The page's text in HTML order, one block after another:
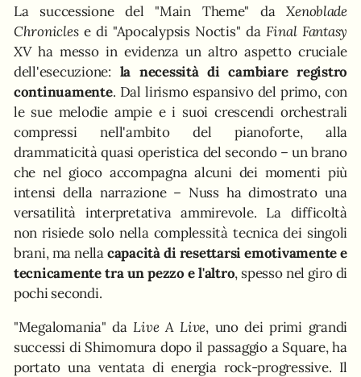
La successione del "Main Theme" daXenoblade
Chroniclese di "Apocalypsis Noctis" da Final Fantasy
XVha messo in evidenza un altro aspetto cruciale
dell'esecuzione: la necessità di cambiare registro
continuamente. Dal lirismo espansivo del primo, con
le sue melodie ampie e i suoi crescendi orchestrali
compressi nell'ambito del pianoforte, alla
drammaticità quasi operistica del secondo – un brano
che nel gioco accompagna alcuni dei momenti più
intensi della narrazione – Nuss ha dimostrato una
versatilità interpretativa ammirevole. La difficoltà
non risiede solo nella complessità tecnica dei singoli
brani, ma nellacapacità di resettarsi emotivamente e
tecnicamente tra un pezzo e l'altro, spesso nel giro di
pochi secondi.
"Megalomania" daLive A Live, uno dei primi grandi
successi di Shimomura dopo il passaggio a Square, ha
portato una ventata di energia rock-progressive. Il